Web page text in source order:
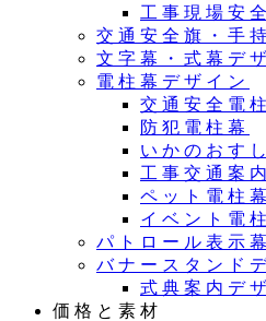
工事現場安
交通安全旗・手
文字幕・式幕デ
電柱幕デザイン
交通安全電
防犯電柱幕
いかのおす
工事交通案
ペット電柱幕
イベント電
パトロール表示
バナースタンド
式典案内デ
価格と素材